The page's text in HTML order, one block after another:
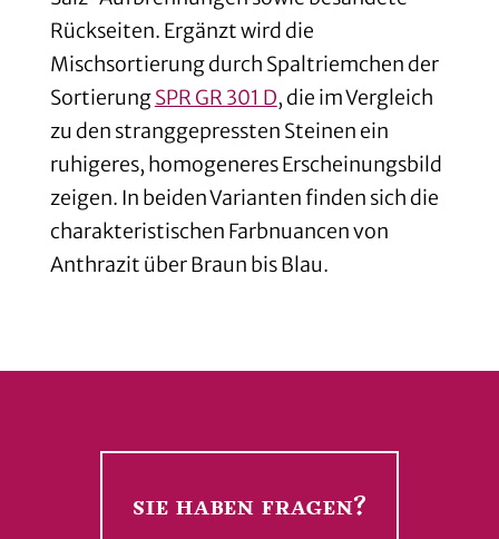
Rückseiten. Ergänzt wird die
Mischsortierung durch Spaltriemchen der
SortierungSPR GR 301 D, die im Vergleich
zu den stranggepressten Steinen ein
ruhigeres, homogeneres Erscheinungsbild
zeigen. In beiden Varianten finden sich die
charakteristischen Farbnuancen von
Anthrazit über Braun bis Blau.
sie haben fragen?